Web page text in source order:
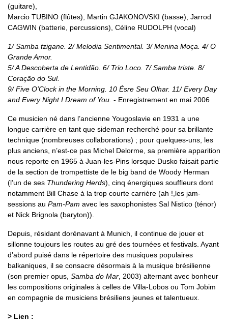
(guitare),
Marcio TUBINO (flûtes), Martin GJAKONOVSKI (basse), Jarrod
CAGWIN (batterie, percussions), Céline RUDOLPH (vocal)
1/ Samba tzigane. 2/ Melodia Sentimental. 3/ Menina Moça. 4/ O
Grande Amor.
5/ A Descoberta de Lentidão. 6/ Trio Loco. 7/ Samba triste. 8/
Coração do Sul.
9/ Five O’Clock in the Morning. 10 Ésre Seu Olhar. 11/ Every Day
and Every Night I Dream of You. - Enregistrement en mai 2006
Ce musicien né dans l’ancienne Yougoslavie en 1931 a une
longue carrière en tant que sideman recherché pour sa brillante
technique (nombreuses collaborations) ; pour quelques-uns, les
plus anciens, n’est-ce pas Michel Delorme, sa première apparition
nous reporte en 1965 à Juan-les-Pins lorsque Dusko faisait partie
de la section de trompettiste de le big band de Woody Herman
(l’un de ses Thundering Herds), cinq énergiques souffleurs dont
notamment Bill Chase à la trop courte carrière (ah !,les jam-
sessions au Pam-Pam avec les saxophonistes Sal Nistico (ténor)
et Nick Brignola (baryton)).
Depuis, résidant dorénavant à Munich, il continue de jouer et
sillonne toujours les routes au gré des tournées et festivals. Ayant
d’abord puisé dans le répertoire des musiques populaires
balkaniques, il se consacre désormais à la musique brésilienne
(son premier opus, Samba do Mar , 2003) alternant avec bonheur
les compositions originales à celles de Villa-Lobos ou Tom Jobim
en compagnie de musiciens brésiliens jeunes et talentueux.
> Lien :